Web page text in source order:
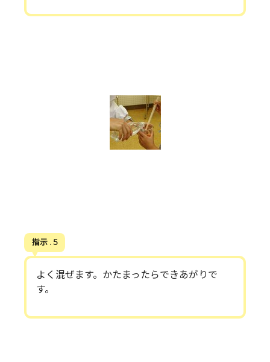
指示 . 5
よく混ぜます。かたまったらできあがりで
す。